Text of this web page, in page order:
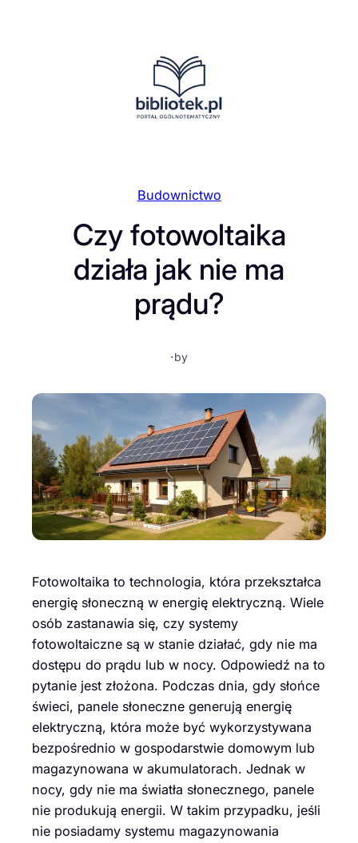
Budownictwo
Czy fotowoltaika
działa jak nie ma
prądu?
·by
Fotowoltaika to technologia, która przekształca
energię słoneczną w energię elektryczną. Wiele
osób zastanawia się, czy systemy
fotowoltaiczne są w stanie działać, gdy nie ma
dostępu do prądu lub w nocy. Odpowiedź na to
pytanie jest złożona. Podczas dnia, gdy słońce
świeci, panele słoneczne generują energię
elektryczną, która może być wykorzystywana
bezpośrednio w gospodarstwie domowym lub
magazynowana w akumulatorach. Jednak w
nocy, gdy nie ma światła słonecznego, panele
nie produkują energii. W takim przypadku, jeśli
nie posiadamy systemu magazynowania